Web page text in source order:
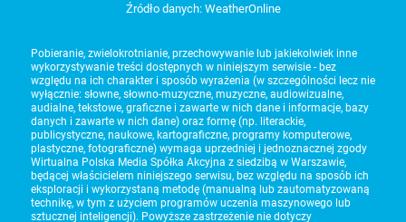
Źródło danych: WeatherOnline
Pobieranie, zwielokrotnianie, przechowywanie lub jakiekolwiek inne
wykorzystywanie treści dostępnych w niniejszym serwisie - bez
względu na ich charakter i sposób wyrażenia (w szczególności lecz nie
wyłącznie: słowne, słowno-muzyczne, muzyczne, audiowizualne,
audialne, tekstowe, graficzne i zawarte w nich dane i informacje, bazy
danych i zawarte w nich dane) oraz formę (np. literackie,
publicystyczne, naukowe, kartograficzne, programy komputerowe,
plastyczne, fotograficzne) wymaga uprzedniej i jednoznacznej zgody
Wirtualna Polska Media Spółka Akcyjna z siedzibą w Warszawie,
będącej właścicielem niniejszego serwisu, bez względu na sposób ich
eksploracji i wykorzystaną metodę (manualną lub zautomatyzowaną
technikę, w tym z użyciem programów uczenia maszynowego lub
sztucznej inteligencji). Powyższe zastrzeżenie nie dotyczy